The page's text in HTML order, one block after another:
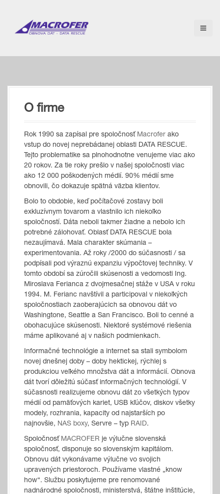
o
O firme
Rok 1990 sa zapísal pre spoločnosť Macrofer ako
vstup do novej neprebádanej oblasti DATA RESCUE.
Tejto problematike sa plnohodnotne venujeme viac ako
20 rokov. Za tie roky prešlo v našej spoločnosti viac
ako 12 000 poškodených médií. 90% médií sme
obnovili, čo dokazuje spätná väzba klientov.
Bolo to obdobie, keď počítačové zostavy boli
exkluzívnym tovarom a vlastnilo ich niekoľko
spoločností. Dáta neboli takmer žiadne a nebolo ich
potrebné zálohovať. Oblasť DATA RESCUE bola
nezaujímavá. Mala charakter skúmania –
experimentovania. Až roky /2000 do súčasnosti / sa
podpísali pod výraznú expanziu výpočtovej techniky. V
tomto období sa zúročili skúsenosti a vedomosti Ing.
Miroslava Ferianca z dvojmesačnej stáže v USA v roku
1994. M. Ferianc navštívil a participoval v niekoľkých
spoločnostiach zaoberajúcich sa obnovou dát vo
Washingtone, Seattle a San Francisco. Boli to cenné a
obohacujúce skúsenosti. Niektoré systémové riešenia
máme aplikované aj v našich podmienkach.
Informačné technológie a internet sa stali symbolom
novej dnešnej doby – doby hektickej, rýchlej s
produkciou veľkého množstva dát a informácií. Obnova
dát tvorí dôležitú súčasť informačných technológií. V
súčasnosti realizujeme obnovu dát zo všetkých typov
médií od pamäťových kariet, USB kľúčov, diskov všetky
modely, rozhrania, kapacity od najstarších po
najnovšie, NAS boxy, Servre – typ RAID.
Spoločnosť MACROFER je výlučne slovenská
spoločnosť, disponuje so slovenským kapitálom.
Obnovu dát vykonávame výlučne vo svojich
upravených priestoroch. Používame vlastné „know
how“. Službu poskytujeme pre renomované
nadnárodné spoločnosti, ministerstvá, štátne inštitúcie,